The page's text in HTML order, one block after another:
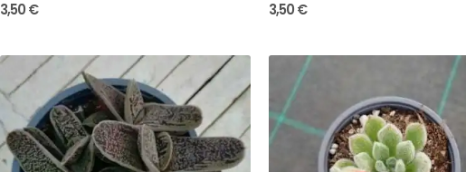
3,50 € 3,50 €